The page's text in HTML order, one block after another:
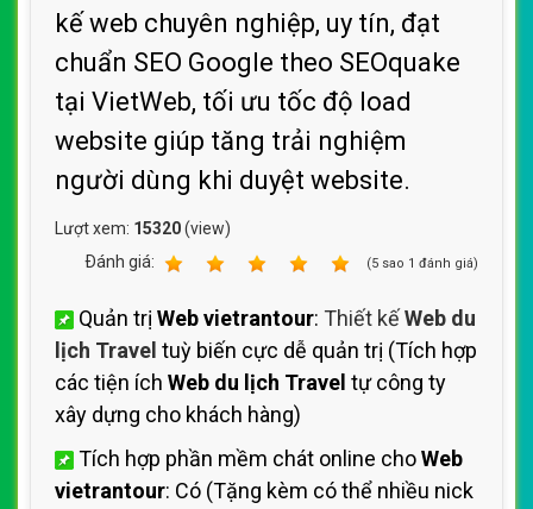
kế web chuyên nghiệp, uy tín, đạt
chuẩn SEO Google theo SEOquake
tại VietWeb, tối ưu tốc độ load
website giúp tăng trải nghiệm
người dùng khi duyệt website.
Lượt xem: 15320(view)
Ðánh giá:
(5 sao 1 đánh giá)
Quản trị Web vietrantour: Thiết kếWeb du
lịch Travel tuỳ biến cực dễ quản trị (Tích hợp
các tiện ích Web du lịch Travel tự công ty
xây dựng cho khách hàng)
Tích hợp phần mềm chát online choWeb
vietrantour: Có (Tặng kèm có thể nhiều nick